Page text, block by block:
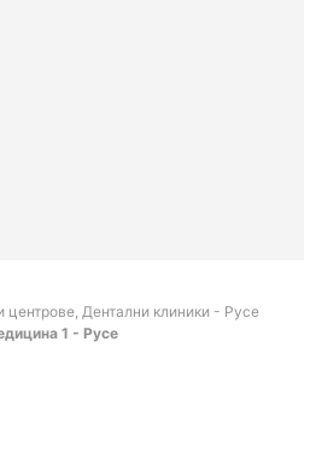
Дентални клиники - Русе
1 - Русе